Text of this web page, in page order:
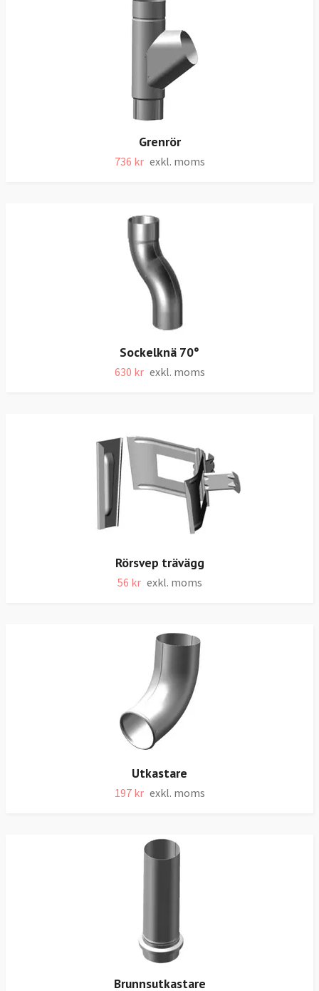
Grenrör
736 kr exkl. moms
Sockelknä 70°
630 kr exkl. moms
Rörsvep trävägg
56 kr exkl. moms
Utkastare
197 kr exkl. moms
Brunnsutkastare